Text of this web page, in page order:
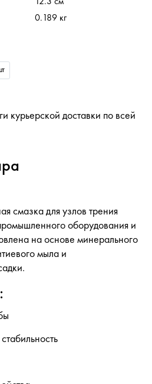
0.189 кг
курьерской доставки по всей
смазка для узлов трения
оборудования и
на основе минерального
мыла и